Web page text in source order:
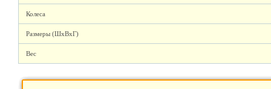
Колеса
Размеры (ШхВхГ)
Вес